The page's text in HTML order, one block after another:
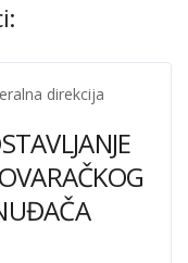
direkcija